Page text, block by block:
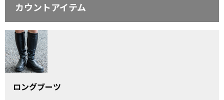
カウントアイテム
ロングブーツ